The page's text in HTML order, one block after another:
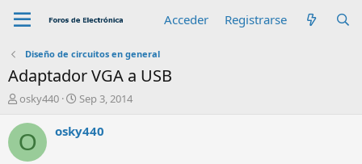
Acceder Registrarse
Diseño de circuitos en general
Adaptador VGA a USB
A
t
o
r
osky440
F
c
h
Sep 3, 2014
O osky440